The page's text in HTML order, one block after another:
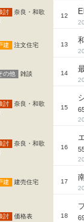
奈良・和歌
12
注文住宅 13
雑談 14
奈良・和歌
15
奈良・和歌
16
建売住宅 17
価格表 18